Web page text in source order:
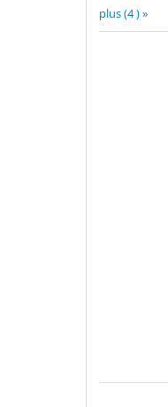
plus (4 ) »